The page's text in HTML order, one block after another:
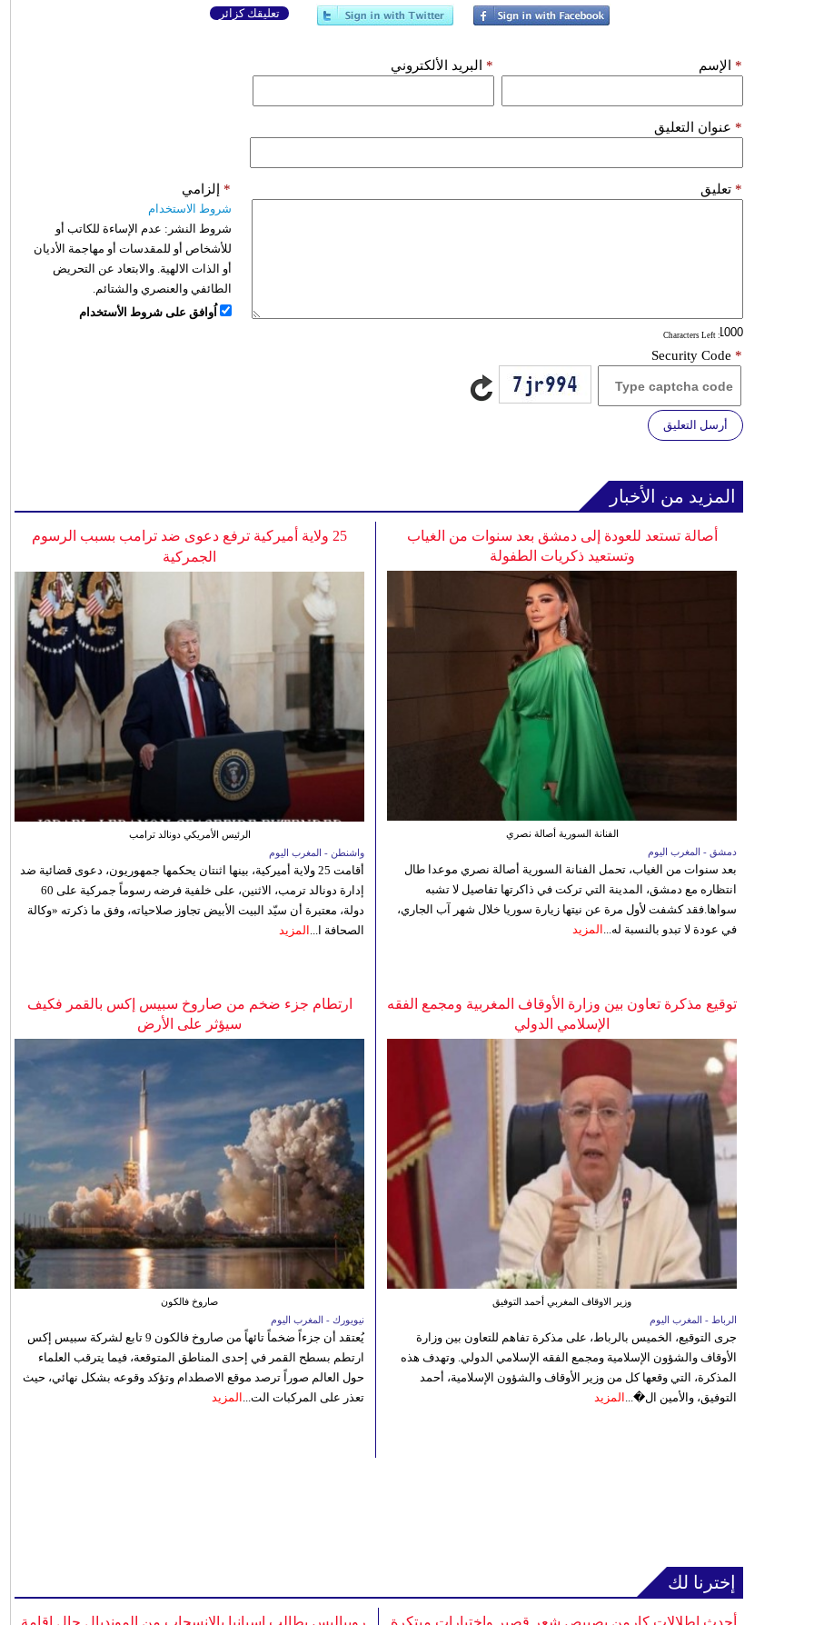
تعليقك كزائر
الإسم * البريد الألكتروني *
عنوان التعليق *
تعليق *
: Characters Left
إلزامي *
شروط الاستخدام
شروط النشر: عدم الإساءة للكاتب أو
للأشخاص أو للمقدسات أو مهاجمة الأديان
أو الذات الالهية. والابتعاد عن التحريض
الطائفي والعنصري والشتائم.
اُوافق على شروط الأستخدام
Security Code *
أرسل التعليق
المزيد من الأخبار
25 ولاية أميركية ترفع دعوى ضد ترامب بسبب الرسوم
الجمركية
الرئيس الأمريكي دونالد ترامب
واشنطن - المغرب اليوم
أقامت 25 ولاية أميركية، بينها اثنتان يحكمها جمهوريون، دعوى قضائية ضد
إدارة دونالد ترمب، الاثنين، على خلفية فرضه رسوماً جمركية على 60
دولة، معتبرة أن سيّد البيت الأبيض تجاوز صلاحياته، وفق ما ذكرته «وكالة
الصحافة ا... المزيد
أصالة تستعد للعودة إلى دمشق بعد سنوات من الغياب
وتستعيد ذكريات الطفولة
الفنانة السورية أصالة نصري
دمشق - المغرب اليوم
بعد سنوات من الغياب، تحمل الفنانة السورية أصالة نصري موعدا طال
انتظاره مع دمشق، المدينة التي تركت في ذاكرتها تفاصيل لا تشبه
سواها.فقد كشفت لأول مرة عن نيتها زيارة سوريا خلال شهر آب الجاري،
في عودة لا تبدو بالنسبة له... المزيد
ارتطام جزء ضخم من صاروخ سبيس إكس بالقمر فكيف
سيؤثر على الأرض
صاروخ فالكون
نيويورك - المغرب اليوم
يُعتقد أن جزءاً ضخماً تائهاً من صاروخ فالكون 9 تابع لشركة سبيس إكس
ارتطم بسطح القمر في إحدى المناطق المتوقعة، فيما يترقب العلماء
حول العالم صوراً ترصد موقع الاصطدام وتؤكد وقوعه بشكل نهائي، حيث
تعذر على المركبات الت... المزيد
توقيع مذكرة تعاون بين وزارة الأوقاف المغربية ومجمع الفقه
الإسلامي الدولي
وزير الاوقاف المغربي أحمد التوفيق
الرباط - المغرب اليوم
جرى التوقيع، الخميس بالرباط، على مذكرة تفاهم للتعاون بين وزارة
الأوقاف والشؤون الإسلامية ومجمع الفقه الإسلامي الدولي. وتهدف هذه
المذكرة، التي وقعها كل من وزير الأوقاف والشؤون الإسلامية، أحمد
التوفيق، والأمين ال�... المزيد
إخترنا لك